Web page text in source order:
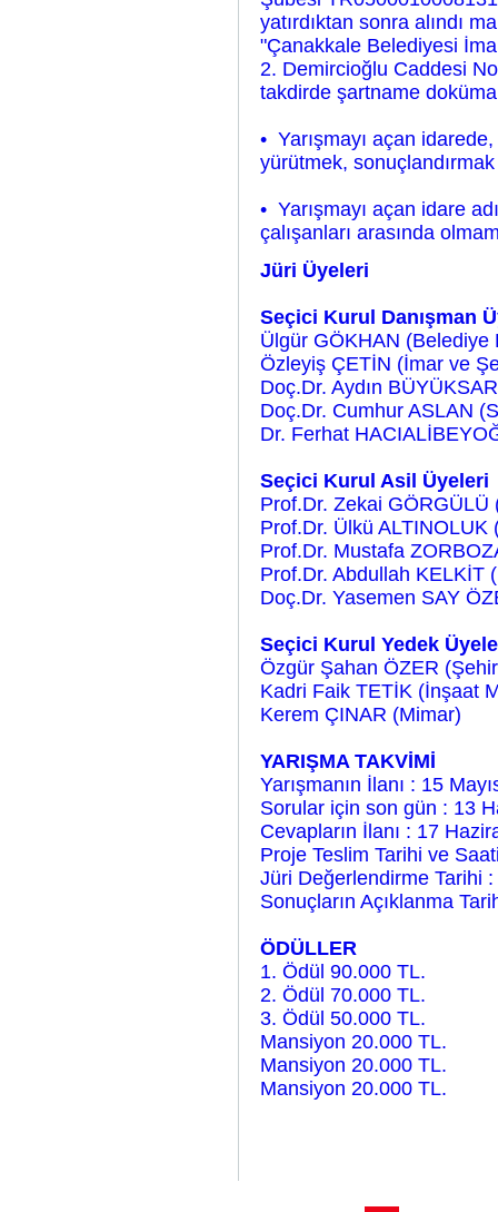
yatırdıktan sonra alındı
"Çanakkale Belediyesi
2. Demircioğlu Caddesi
takdirde şartname
• Yarışmayı açan
yürütmek,
• Yarışmayı açan idare
çalışanları arasında
Jüri Üyeleri
Seçici Kurul Danışman
Ülgür GÖKHAN (Belediye
Özleyiş ÇETİN (İmar ve
Doç.Dr. Aydın
Doç.Dr. Cumhur ASLAN
Dr. Ferhat
Seçici Kurul Asil Üyeleri
Prof.Dr. Zekai GÖRGÜLÜ
Prof.Dr. Ülkü ALTINOLUK
Prof.Dr. Mustafa
Prof.Dr. Abdullah KELKİT
Doç.Dr. Yasemen SAY
Seçici Kurul Yedek
Özgür Şahan ÖZER (Şehir
Kadri Faik TETİK (İnşaat
Kerem ÇINAR (Mimar)
YARIŞMA TAKVİMİ
Yarışmanın İlanı : 15
Sorular için son gün : 13
Cevapların İlanı : 17
Proje Teslim Tarihi ve
Jüri Değerlendirme Tarihi
Sonuçların Açıklanma
ÖDÜLLER
1. Ödül 90.000 TL.
2. Ödül 70.000 TL.
3. Ödül 50.000 TL.
Mansiyon 20.000 TL.
Mansiyon 20.000 TL.
Mansiyon 20.000 TL.